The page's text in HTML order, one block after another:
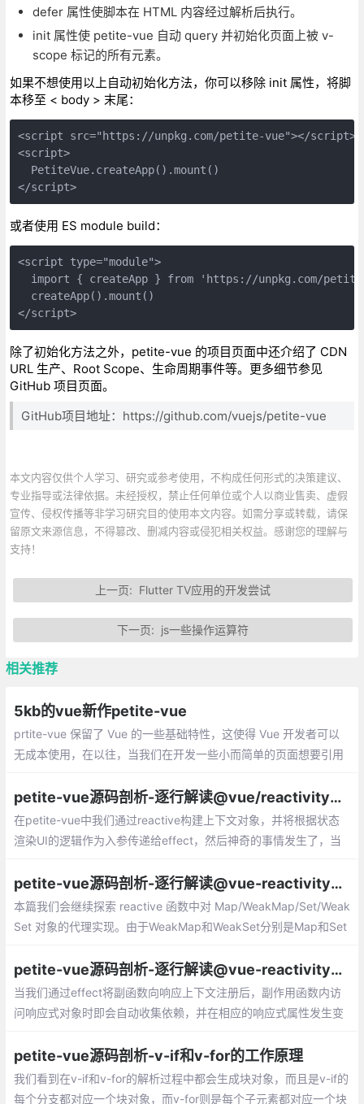
defer 属性使脚本在 HTML 内容经过解析后执行。
init 属性使 petite-vue 自动 query 并初始化页面上被 v-
scope 标记的所有元素。
如果不想使用以上自动初始化方法，你可以移除 init 属性，将脚
本移至 < body > 末尾：
<script src="https://unpkg.com/petite-vue"></script>
<script>
PetiteVue.createApp().mount()
</script>
或者使用 ES module build：
<script type="module">
import { createApp } from 'https://unpkg.com/
createApp().mount()
</script>
除了初始化方法之外，petite-vue 的项目页面中还介绍了 CDN
URL 生产、Root Scope、生命周期事件等。更多细节参见
GitHub 项目页面。
GitHub项目地址：https://github.com/vuejs/petite-vue
本文内容仅供个人学习、研究或参考使用，不构成任何形式的决策建议、
专业指导或法律依据。未经授权，禁止任何单位或个人以商业售卖、虚假
宣传、侵权传播等非学习研究目的使用本文内容。如需分享或转载，请保
留原文来源信息，不得篡改、删减内容或侵犯相关权益。感谢您的理解与
支持！
上一页: Flutter TV应用的开发尝试
下一页: js一些操作运算符
相关推荐
5kb的vue新作petite-vue
prtite-vue 保留了 Vue 的一些基础特性，这使得 Vue 开发者可以
无成本使用，在以往，当我们在开发一些小而简单的页面想要引用
出现或许可以拯救这种情况了，毕竟它真的很小，大小只有 5.8k
b，大约只是 Alpine.js 的一半
petite-vue源码剖析-逐行解读@vue/reactivity之reactive
在petite-vue中我们通过reactive构建上下文对象，并将根据状态
渲染UI的逻辑作为入参传递给effect，然后神奇的事情发生了，当
呢？
petite-vue源码剖析-逐行解读@vue-reactivity之Map和Set的reactive
本篇我们会继续探索 reactive 函数中对 Map/WeakMap/Set/Weak
Set 对象的代理实现。由于WeakMap和WeakSet分别是Map和Set
可。
petite-vue源码剖析-逐行解读@vue-reactivity之effect
当我们通过effect将副函数向响应上下文注册后，副作用函数内访
问响应式对象时即会自动收集依赖，并在相应的响应式属性发生变
petite-vue源码剖析-v-if和v-for的工作原理
我们看到在v-if和v-for的解析过程中都会生成块对象，而且是v-if的
每个分支都对应一个块对象，而v-for则是每个子元素都对应一个块